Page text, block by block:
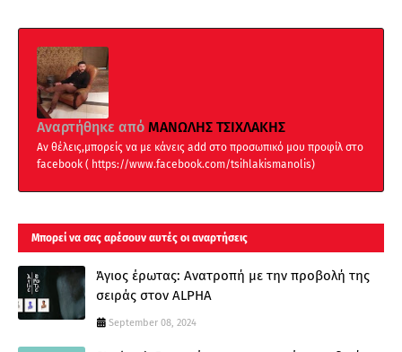
Αναρτήθηκε από ΜΑΝΩΛΗΣ ΤΣΙΧΛΑΚΗΣ
Αν θέλεις,μπορείς να με κάνεις add στο προσωπικό μου προφίλ στο
facebook ( https://www.facebook.com/tsihlakismanolis)
Μπορεί να σας αρέσουν αυτές οι αναρτήσεις
Άγιος έρωτας: Ανατροπή με την προβολή της
σειράς στον ALPHA
September 08, 2024